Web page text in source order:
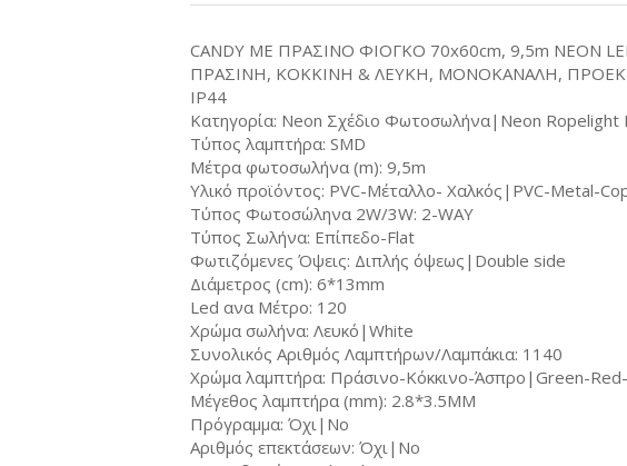
CANDY ΜΕ ΠΡΑΣΙΝΟ ΦΙΟΓΚΟ 70x60cm, 9,5m ΝΕΟΝ
ΠΡΑΣΙΝΗ, ΚΟΚΚΙΝΗ & ΛΕΥΚΗ, ΜΟΝΟΚΑΝΑΛΗ,
IP44
Κατηγορία: Neon Σχέδιο Φωτοσωλήνα|Neon Ropelight
Τύπος λαμπτήρα: SMD
Μέτρα φωτοσωλήνα (m): 9,5m
Υλικό προϊόντος: PVC-Μέταλλο- Χαλκός|PVC-Metal-
Τύπος Φωτοσώληνα 2W/3W: 2-WAY
Τύπος Σωλήνα: Επίπεδο-Flat
Φωτιζόμενες Όψεις: Διπλής όψεως|Double side
Διάμετρος (cm): 6*13mm
Led ανα Μέτρο: 120
Χρώμα σωλήνα: Λευκό|White
Συνολικός Αριθμός Λαμπτήρων/Λαμπάκια: 1140
Χρώμα λαμπτήρα: Πράσινο-Κόκκινο-Άσπρο|Green-
Μέγεθος λαμπτήρα (mm): 2.8*3.5MM
Πρόγραμμα: Όχι|No
Αριθμός επεκτάσεων: Όχι|No